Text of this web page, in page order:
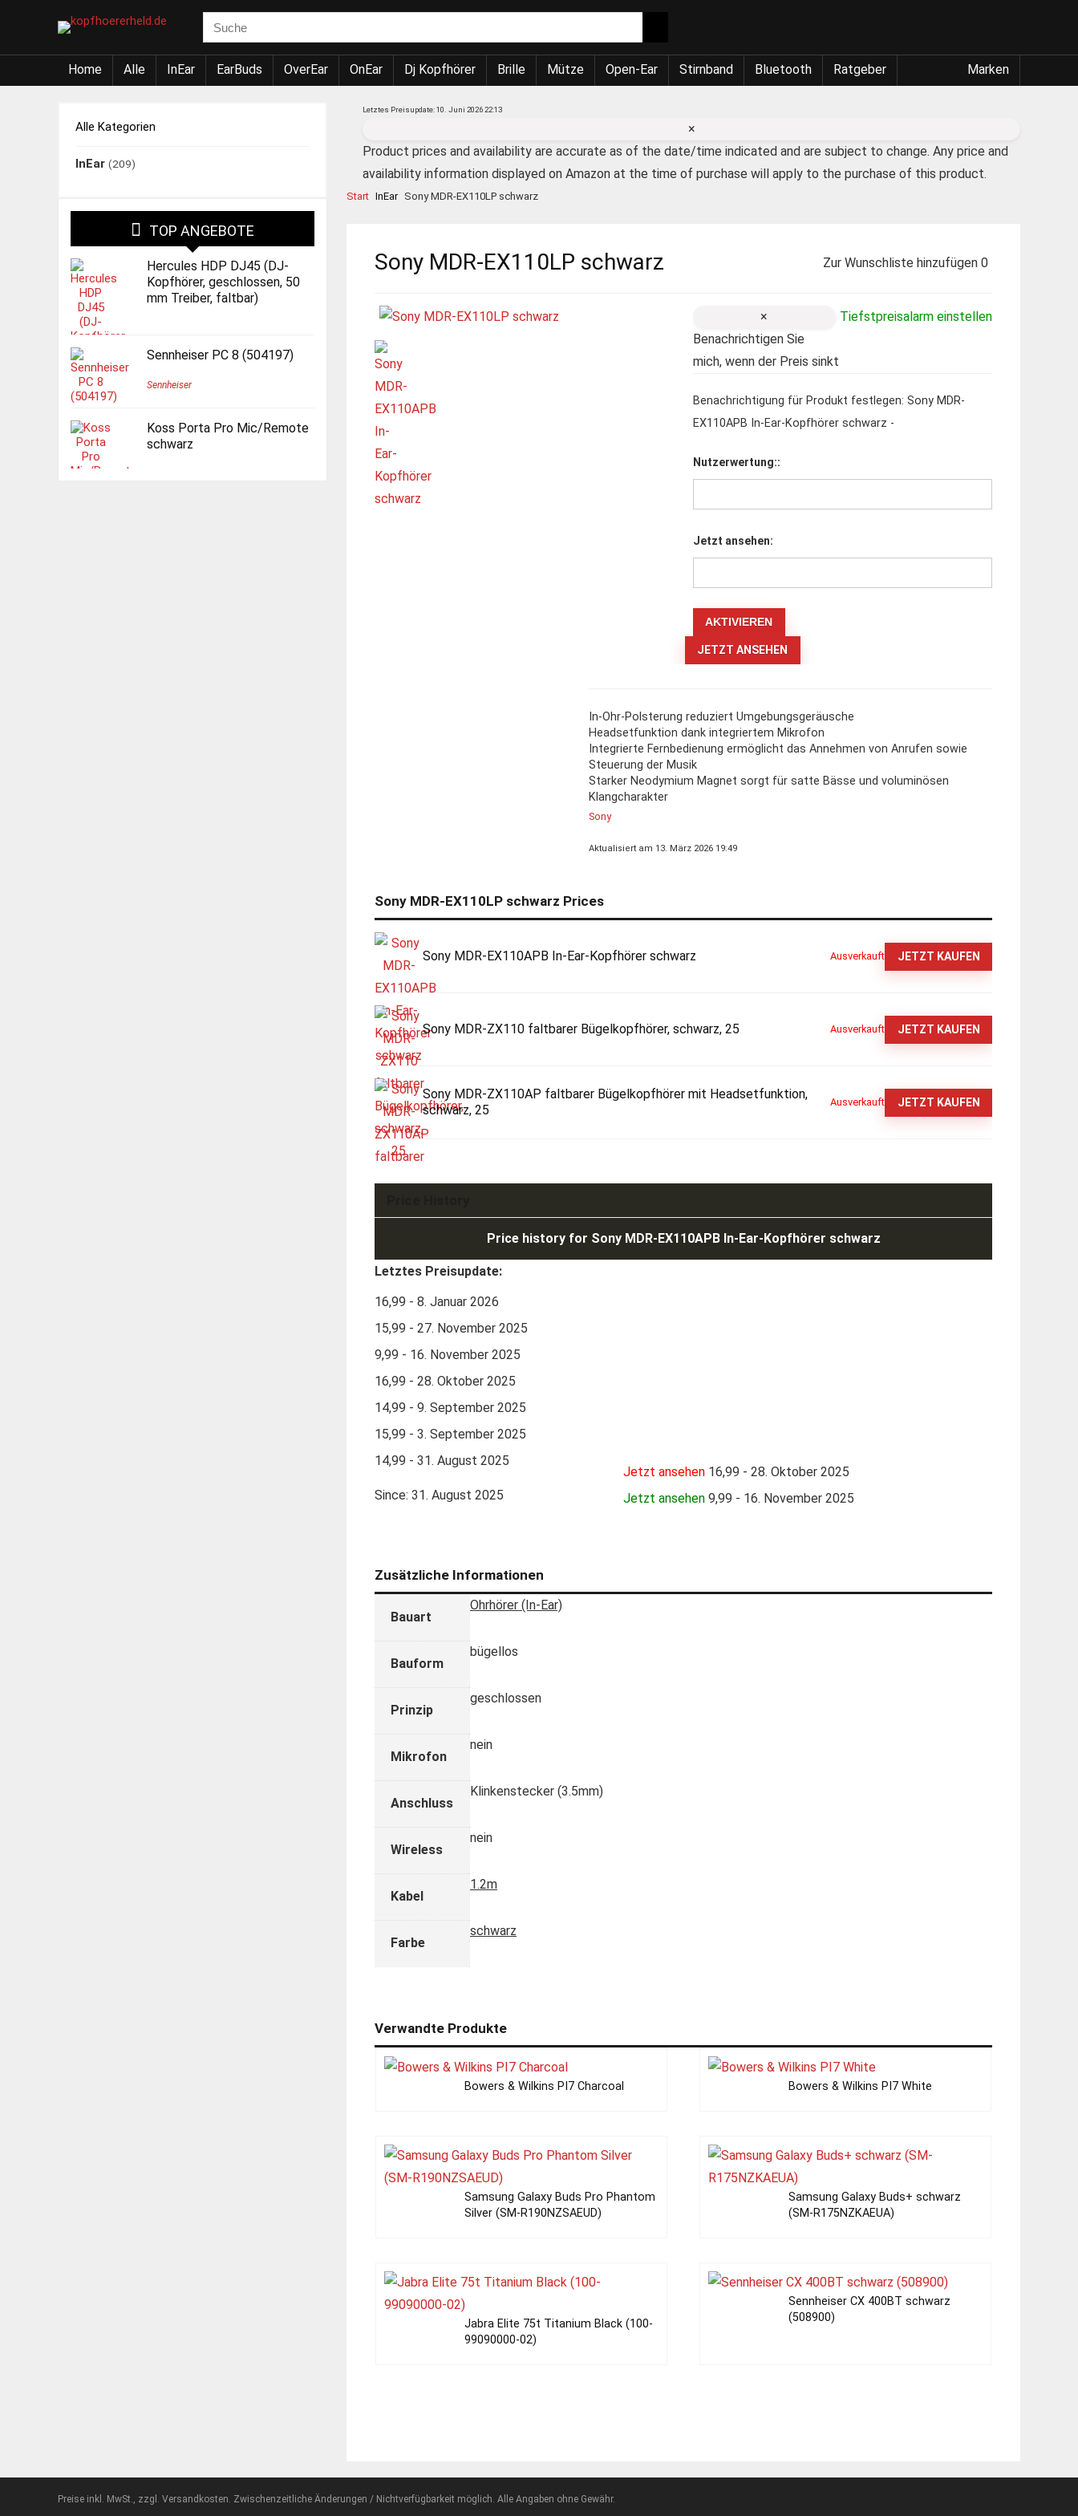
Home Alle InEar EarBuds OverEar OnEar Dj Kopfhörer Brille Mütze Open-Ear Stirnband Bluetooth Ratgeber Marken
Letztes Preisupdate: 10. Juni 2026 22:13
×
Product prices and availability are accurate as of the date/time indicated and are subject to change. Any price and
availability information displayed on Amazon at the time of purchase will apply to the purchase of this product.
Start InEar Sony MDR-EX110LP schwarz
Sony MDR-EX110LP schwarz Zur Wunschliste hinzufügen 0
Tiefstpreisalarm einstellen
×
Benachrichtigen Sie
mich, wenn der Preis sinkt
Benachrichtigung für Produkt festlegen: Sony MDR-
EX110APB In-Ear-Kopfhörer schwarz -
Nutzerwertung::
Jetzt ansehen:
JETZT ANSEHEN
In-Ohr-Polsterung reduziert Umgebungsgeräusche
Headsetfunktion dank integriertem Mikrofon
Integrierte Fernbedienung ermöglicht das Annehmen von Anrufen sowie
Steuerung der Musik
Starker Neodymium Magnet sorgt für satte Bässe und voluminösen
Klangcharakter
Sony
Aktualisiert am 13. März 2026 19:49
Sony MDR-EX110LP schwarz Prices
Sony MDR-EX110APB In-Ear-Kopfhörer schwarz Ausverkauft JETZT KAUFEN
Sony MDR-ZX110 faltbarer Bügelkopfhörer, schwarz, 25 Ausverkauft JETZT KAUFEN
Sony MDR-ZX110AP faltbarer Bügelkopfhörer mit Headsetfunktion,
schwarz, 25
Ausverkauft JETZT KAUFEN
Price history for Sony MDR-EX110APB In-Ear-Kopfhörer schwarz
Letztes Preisupdate:
16,99 - 8. Januar 2026
15,99 - 27. November 2025
9,99 - 16. November 2025
16,99 - 28. Oktober 2025
14,99 - 9. September 2025
15,99 - 3. September 2025
14,99 - 31. August 2025
Since: 31. August 2025
Jetzt ansehen 16,99 - 28. Oktober 2025
Jetzt ansehen 9,99 - 16. November 2025
Zusätzliche Informationen
Bauart
Ohrhörer (In-Ear)
Bauform
bügellos
Prinzip
geschlossen
Mikrofon
nein
Anschluss
Klinkenstecker (3.5mm)
Wireless
nein
Kabel
1.2m
Farbe
schwarz
Verwandte Produkte
Bowers & Wilkins PI7 Charcoal Bowers & Wilkins PI7 White
Samsung Galaxy Buds Pro Phantom
Silver (SM-R190NZSAEUD)
Samsung Galaxy Buds+ schwarz
(SM-R175NZKAEUA)
Jabra Elite 75t Titanium Black (100-
99090000-02)
Sennheiser CX 400BT schwarz
(508900)
Alle Kategorien
InEar (209)
TOP ANGEBOTE
Hercules HDP DJ45 (DJ-
Kopfhörer, geschlossen, 50
mm Treiber, faltbar)
Sennheiser PC 8 (504197)
Sennheiser
Koss Porta Pro Mic/Remote
schwarz
Preise inkl. MwSt., zzgl. Versandkosten. Zwischenzeitliche Änderungen / Nichtverfügbarkeit möglich. Alle Angaben ohne Gewähr.